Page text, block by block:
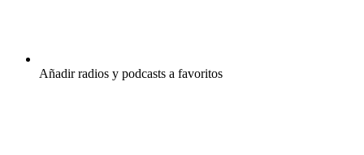
Añadir radios y podcasts a favoritos